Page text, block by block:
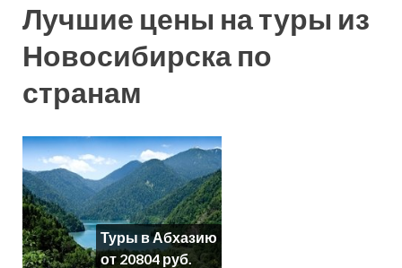
Лучшие цены на туры из
Новосибирска по
странам
Туры в Абхазию
от 20804 руб.